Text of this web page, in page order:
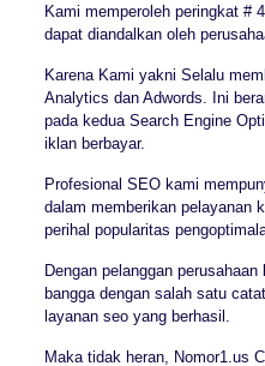
Kami memperoleh peringkat #
dapat diandalkan oleh
Karena Kami yakni Selalu
Analytics dan Adwords. Ini
pada kedua Search Engine
iklan berbayar.
Profesional SEO kami
dalam memberikan pelayanan
perihal popularitas
Dengan pelanggan
bangga dengan salah satu
layanan seo yang berhasil.
Maka tidak heran, Nomor1.us